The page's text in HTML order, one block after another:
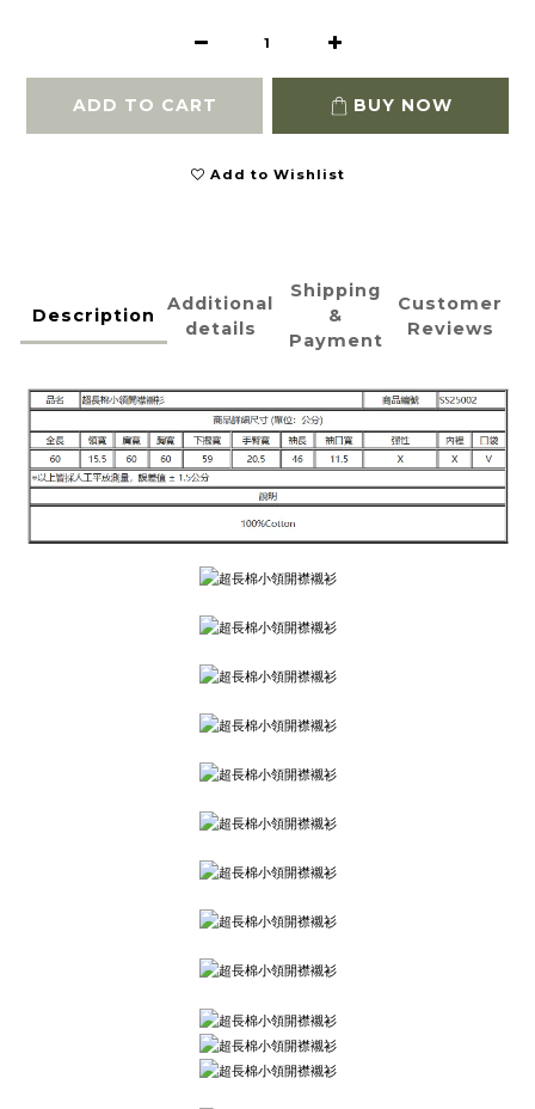
ADD TO CART BUY NOW
Add to Wishlist
Description
Additional
details
Shipping
&
Payment
Customer
Reviews